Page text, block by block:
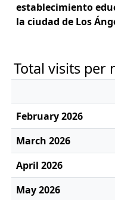
establecimiento
la ciudad de Los
Total visits per
February 2026
March 2026
April 2026
May 2026